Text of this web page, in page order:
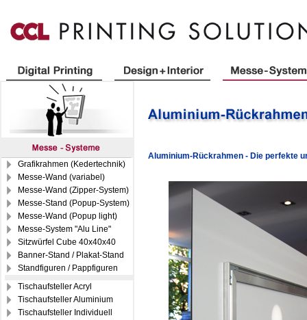
Grafikrahmen (Kedertechnik)
Messe-Wand (variabel)
Messe-Wand (Zipper-System)
Messe-Stand (Popup-System)
Messe-Wand (Popup light)
Messe-System "Alu Line"
Sitzwürfel Cube 40x40x40
Banner-Stand / Plakat-Stand
Standfiguren / Pappfiguren
Tischaufsteller Acryl
Tischaufsteller Aluminium
Tischaufsteller Individuell
Aluminium-Rückrahmen - Die perfekte